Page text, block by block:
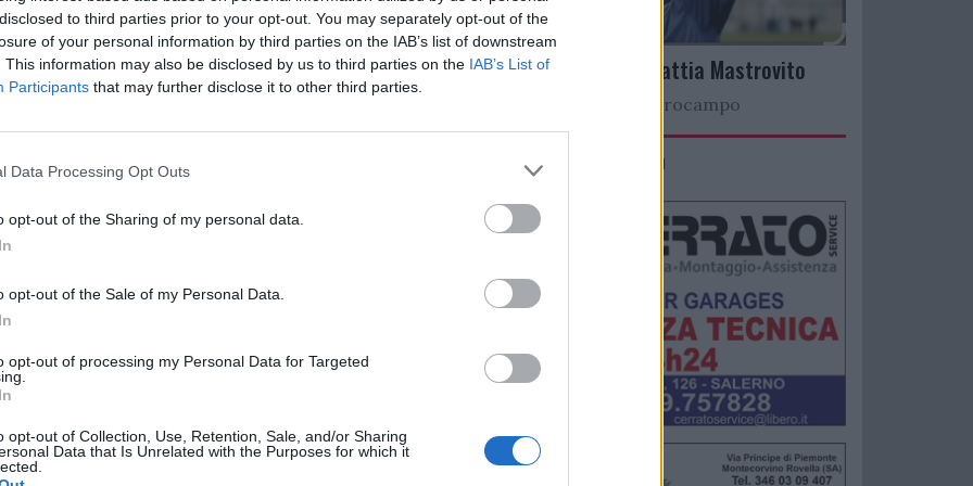
to third parties prior to your opt-out. You may separately opt-out of the
of your personal information by third parties on the IAB’s list of downstream
This information may also be disclosed by us to third parties on the IAB’s List of
Participants that may further disclose it to other third parties.
Data Processing Opt Outs
opt-out of the Sharing of my personal data.
opt-out of the Sale of my Personal Data.
opt-out of processing my Personal Data for Targeted
opt-out of Collection, Use, Retention, Sale, and/or Sharing
Data that Is Unrelated with the Purposes for which it
potrebbe chiedere al Tar di
in attesa della fissazione
del play out e se tale
sottrarsi. In caso contrario il Tar
un giorno prima la disputa del play out
di ritorno ed in tal caso qualora venga
valutare le motivazioni. La Lega
dolo nell'adottare un provvedimento
il frosinone) sarebbe costretta a
già disputata facendo valere la
a seguito dell'intervenuta
come nel 2019 la quarta squadra a
tal caso la lega, costretta ad applicare
del play out, sarebbe costretta
Arriva il talento Mattia Mastrovito
Nuovo colpo a centrocampo
IMACO Promosolution